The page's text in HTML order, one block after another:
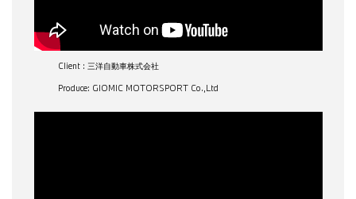
Client : 三洋自動車株式会社
Produce: GIOMIC MOTORSPORT Co.,Ltd